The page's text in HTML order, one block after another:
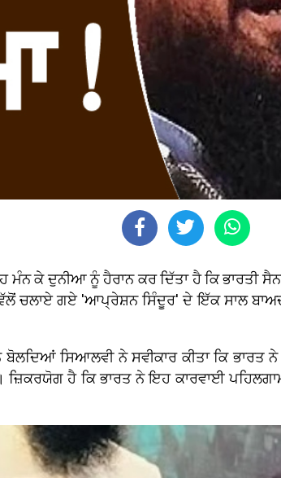
ਕੇ ਦੁਨੀਆ ਨੂੰ ਹੈਰਾਨ ਕਰ ਦਿੱਤਾ ਹੈ ਕਿ ਭਾਰਤੀ
ਚਲਾਏ ਗਏ 'ਆਪ੍ਰੇਸ਼ਨ ਸਿੰਦੂਰ' ਦੇ ਇੱਕ ਸਾਲ
ਬੋਲਦਿਆਂ ਸਿਆਲਵੀ ਨੇ ਸਵੀਕਾਰ ਕੀਤਾ ਕਿ
ਹੈ ਕਿ ਭਾਰਤ ਨੇ ਇਹ ਕਾਰਵਾਈ